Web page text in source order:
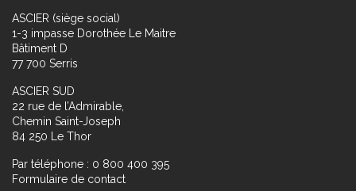
ASCIER (siège social)
1-3 impasse Dorothée Le Maitre
Bâtiment D
77 700 Serris
ASCIER SUD
22 rue de l’Admirable,
Chemin Saint-Joseph
84 250 Le Thor
Par téléphone : 0 800 400 395
Formulaire de contact